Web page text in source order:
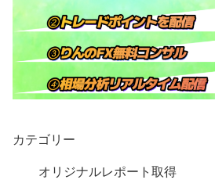
カテゴリー
オリジナルレポート取得